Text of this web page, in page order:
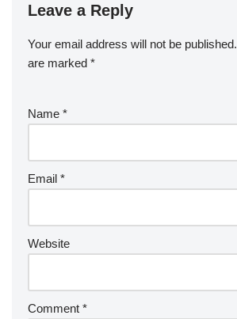
Leave a Reply
Your email address will not be published.
are marked *
Name *
Email *
Website
Comment *